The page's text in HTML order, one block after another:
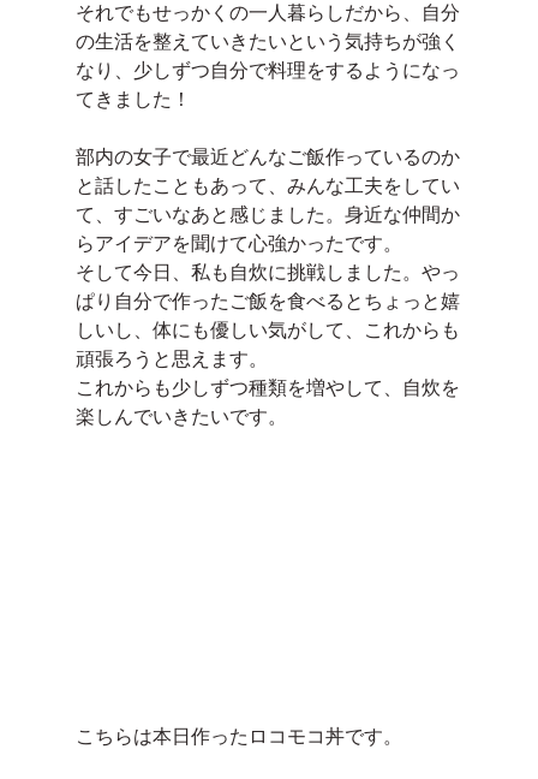
それでもせっかくの一人暮らしだから、自分
の生活を整えていきたいという気持ちが強く
なり、少しずつ自分で料理をするようになっ
てきました！
部内の女子で最近どんなご飯作っているのか
と話したこともあって、みんな工夫をしてい
て、すごいなあと感じました。身近な仲間か
らアイデアを聞けて心強かったです。
そして今日、私も自炊に挑戦しました。やっ
ぱり自分で作ったご飯を食べるとちょっと嬉
しいし、体にも優しい気がして、これからも
頑張ろうと思えます。
これからも少しずつ種類を増やして、自炊を
楽しんでいきたいです。
こちらは本日作ったロコモコ丼です。